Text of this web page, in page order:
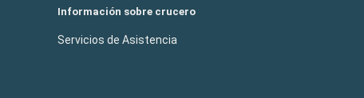
Información sobre crucero
Servicios de Asistencia